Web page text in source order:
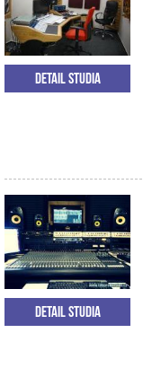
Detail studia
Detail studia